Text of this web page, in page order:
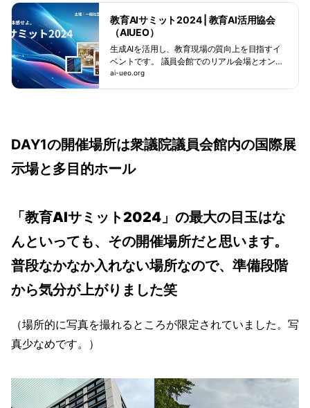
教育AIサミット2024 | 教育AI活用協会
（AIUEO）
生成AIを活用し、教育現場の質向上を目指すイ
ベントです。 議員会館でのリアル会場とオンラ
イン配信で、有識者の講演、アイデアコンテス
ai-ueo.org
DAY1の開催場所は衆議院議員会館内の国際展
示場と多目的ホール
「教育AIサミット2024」の最大の目玉はな
んといっても、その開催場所だと思います。
普段なかなか入れない場所なので、準備段階
から気分が上がりました笑
（場所的に写真を撮れるところが限定されていました。写
真少なめです。）